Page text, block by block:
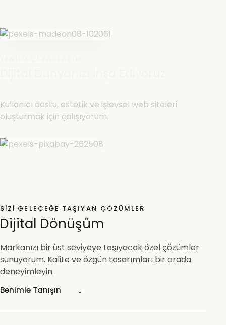
Kullanıcı dostu, estetik ve işlevsel web siteleri
oluşturmak için çalışıyorum.
SIZI GELECEĞE TAŞIYAN ÇÖZÜMLER
Dijital Dönüşüm
Markanızı bir üst seviyeye taşıyacak özel çözümler
sunuyorum. Kalite ve özgün tasarımları bir arada
deneyimleyin.
Benimle Tanışın